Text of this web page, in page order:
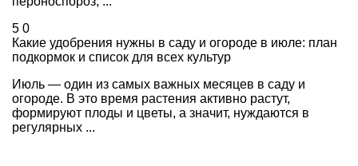
5 0
Какие удобрения нужны в саду и огороде в июле: план
подкормок и список для всех культур
Июль — один из самых важных месяцев в саду и
огороде. В это время растения активно растут,
формируют плоды и цветы, а значит, нуждаются в
регулярных ...